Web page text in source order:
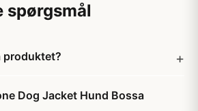
spørgsmål
produktet?
Dog Jacket Hund Bossa